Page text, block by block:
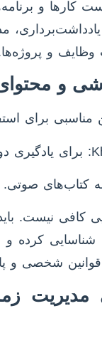
مناسبی برای
کافی
شناسایی کرده
شخصی و
مدیریت